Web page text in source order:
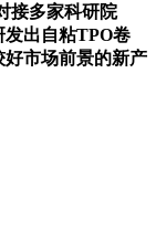
接多家科研院
发出自粘TPO卷
市场前景的新产